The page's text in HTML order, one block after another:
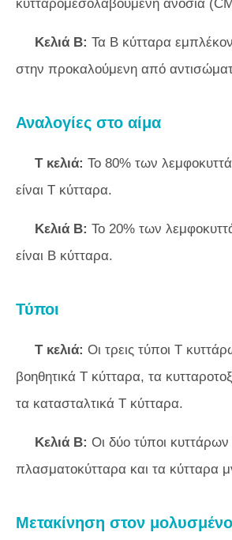
κυτταρομεσολαβούμενη ανοσία
Κελιά Β: Τα Β κύτταρα
στην προκαλούμενη από
Αναλογίες στο αίμα
Τ κελιά: Το 80% των
είναι Τ κύτταρα.
Κελιά Β: Το 20% των
είναι Β κύτταρα.
Τύποι
Τ κελιά: Οι τρεις τύποι Τ
βοηθητικά Τ κύτταρα, τα
τα κατασταλτικά Τ κύτταρα.
Κελιά Β: Οι δύο τύποι κυττάρων
πλασματοκύτταρα και τα κύτταρα
Μετακίνηση στον